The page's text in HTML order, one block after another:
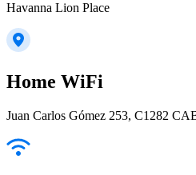
Havanna Lion Place
Home WiFi
Juan Carlos Gómez 253, C1282